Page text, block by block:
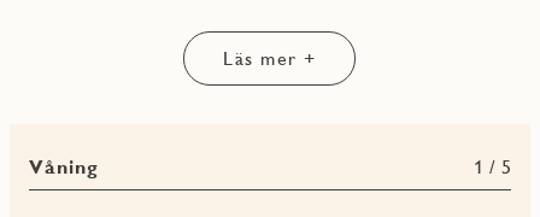
helkaklade badrummet beläget. Duschhörnan har svängbara
dörrar i klarglas, något som öppnar upp för mer utrymme.
Här finns gott om förvaring i vägghängd kommod och ett
Vidare finner ni kök och vardagsrum i ett öppet samband.
Det praktiska u-formade köket är lättarbetat med goda ytor
Läs mer +
Våning 1 / 5